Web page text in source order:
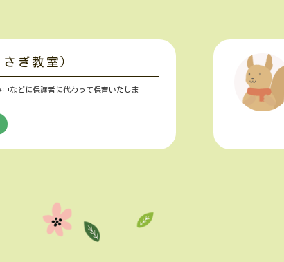
ぎ教室）
などに保護者に代わって保育いたしま